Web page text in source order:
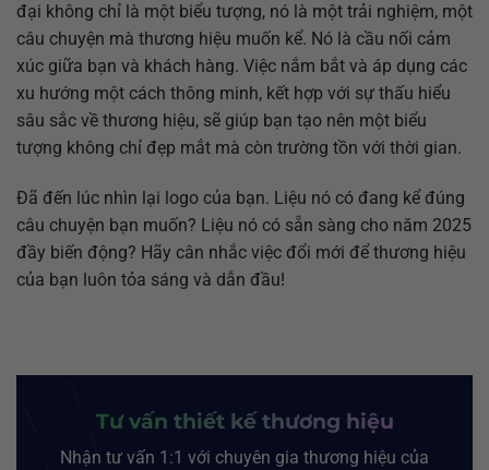
đại không chỉ là một biểu tượng, nó là một trải nghiệm, một
câu chuyện mà thương hiệu muốn kể. Nó là cầu nối cảm
xúc giữa bạn và khách hàng. Việc nắm bắt và áp dụng các
xu hướng một cách thông minh, kết hợp với sự thấu hiểu
sâu sắc về thương hiệu, sẽ giúp bạn tạo nên một biểu
tượng không chỉ đẹp mắt mà còn trường tồn với thời gian.
Đã đến lúc nhìn lại logo của bạn. Liệu nó có đang kể đúng
câu chuyện bạn muốn? Liệu nó có sẵn sàng cho năm 2025
đầy biến động? Hãy cân nhắc việc đổi mới để thương hiệu
của bạn luôn tỏa sáng và dẫn đầu!
Tư vấn thiết kế thương hiệu
Nhận tư vấn 1:1 với chuyên gia thương hiệu của